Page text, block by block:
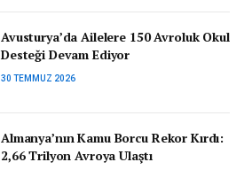
Avusturya’da Ailelere 150 Avroluk Okul
Desteği Devam Ediyor
30 TEMMUZ 2026
Almanya’nın Kamu Borcu Rekor Kırdı:
2,66 Trilyon Avroya Ulaştı